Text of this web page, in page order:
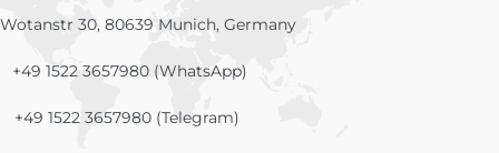
Wotanstr 30, 80639 Munich, Germany
+49 1522 3657980 (WhatsApp)
+49 1522 3657980 (Telegram)